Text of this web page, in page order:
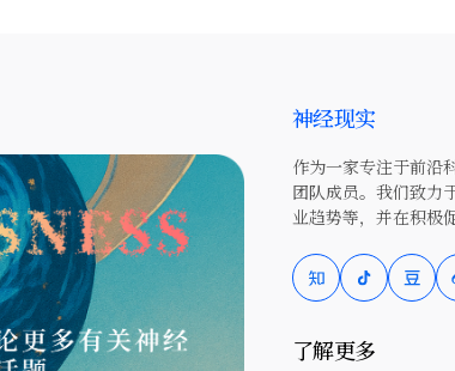
神经现实
作为一家专注于前沿
团队成员。我们致力
业趋势等，并在积极
了解更多